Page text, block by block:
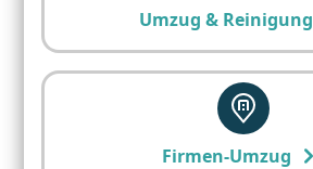
Umzug & Reinigung
Firmen-Umzug